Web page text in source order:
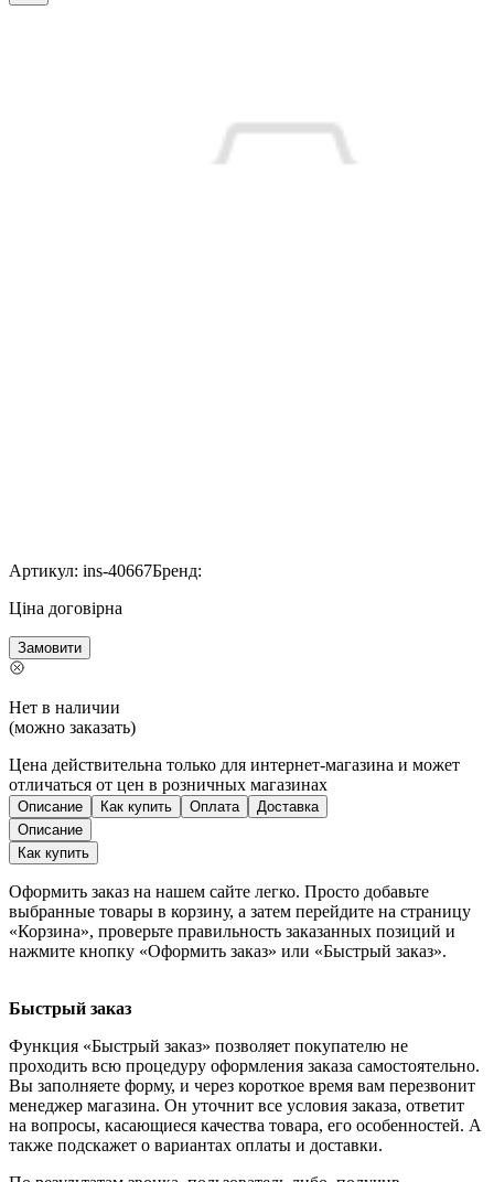
Артикул: ins-40667Бренд:
Ціна договірна
Замовити
Нет в наличии
(можно заказать)
Цена действительна только для интернет-магазина и может
отличаться от цен в розничных магазинах
Описание Как купить Оплата
Доставка
Описание
Как купить
Оформить заказ на нашем сайте легко. Просто добавьте
выбранные товары в корзину, а затем перейдите на страницу
«Корзина», проверьте правильность заказанных позиций и
нажмите кнопку «Оформить заказ» или «Быстрый заказ».
Быстрый заказ
Функция «Быстрый заказ» позволяет покупателю не
проходить всю процедуру оформления заказа самостоятельно.
Вы заполняете форму, и через короткое время вам перезвонит
менеджер магазина. Он уточнит все условия заказа, ответит
на вопросы, касающиеся качества товара, его особенностей. А
также подскажет о вариантах оплаты и доставки.